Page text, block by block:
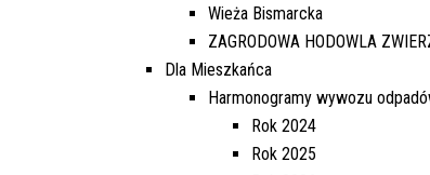
BUDOWA ŚWIETLICY WIEJSKIEJ W
MIEJSCOWOŚCI STAROPOLE
NR.WNIOSKU:
02/2021/7043/POLSKILAD
KWOTA WNIOSKOWANA:
1.420.293.72 ZŁ
Wieża Bismarcka
ZAGRODOWA HODOWLA
Dla Mieszkańca
Harmonogramy wywozu
Rok 2024
Rok 2025